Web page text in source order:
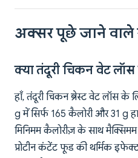
अक्सर पूछे जाने वाले
क्या तंदूरी चिकन वेट
हाँ, तंदूरी चिकन ब्रेस्ट वेट लॉस
g में सिर्फ 165 कैलोरी और 31 g
मिनिमम कैलोरीज़ के साथ
प्रोटीन कंटेंट फूड की थर्मिक